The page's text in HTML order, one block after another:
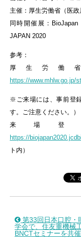
主催：厚生労働省（医
同時開催展：BioJapan
JAPAN 2020
参考：
厚生労働
https://www.mhlw.go.jp/
※ご来場には、事前登
す。ご注意ください。）
来場
https://
ト内）
第33回日本口腔・
学会で、住友重機械
BNCTセミナーを共催